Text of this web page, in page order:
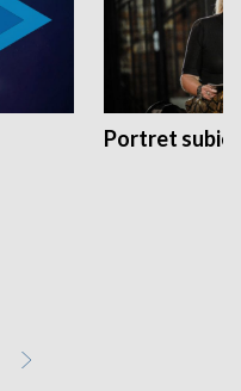
Portret